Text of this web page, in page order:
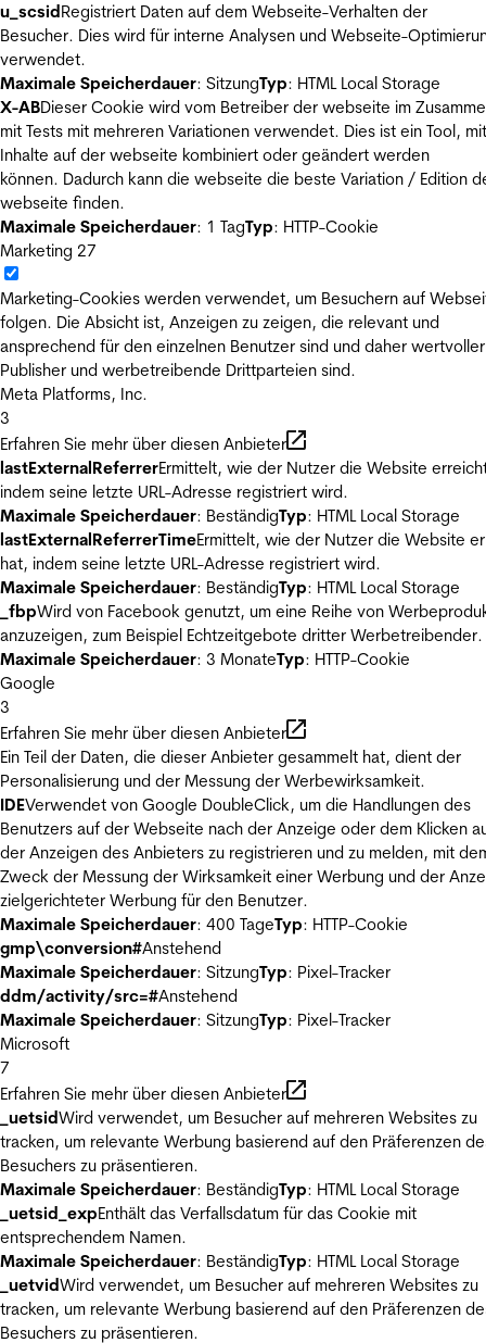
u_scsidRegistriert Daten auf dem Webseite-Verhalten der
Besucher. Dies wird für interne Analysen und Webseite-
verwendet.
Maximale Speicherdauer: SitzungTyp: HTML Local Storage
X-ABDieser Cookie wird vom Betreiber der webseite im
mit Tests mit mehreren Variationen verwendet. Dies ist ein Tool,
Inhalte auf der webseite kombiniert oder geändert werden
können. Dadurch kann die webseite die beste Variation / Edition
webseite finden.
Maximale Speicherdauer: 1 TagTyp: HTTP-Cookie
Marketing 27
Marketing-Cookies werden verwendet, um Besuchern auf
folgen. Die Absicht ist, Anzeigen zu zeigen, die relevant und
ansprechend für den einzelnen Benutzer sind und daher
Publisher und werbetreibende Drittparteien sind.
Meta Platforms, Inc.
3
Erfahren Sie mehr über diesen Anbieter
lastExternalReferrerErmittelt, wie der Nutzer die Website
indem seine letzte URL-Adresse registriert wird.
Maximale Speicherdauer: BeständigTyp: HTML Local Storage
lastExternalReferrerTimeErmittelt, wie der Nutzer die Website
hat, indem seine letzte URL-Adresse registriert wird.
Maximale Speicherdauer: BeständigTyp: HTML Local Storage
_fbpWird von Facebook genutzt, um eine Reihe von
anzuzeigen, zum Beispiel Echtzeitgebote dritter Werbetreibender.
Maximale Speicherdauer: 3 MonateTyp: HTTP-Cookie
Google
3
Erfahren Sie mehr über diesen Anbieter
Ein Teil der Daten, die dieser Anbieter gesammelt hat, dient der
Personalisierung und der Messung der Werbewirksamkeit.
IDEVerwendet von Google DoubleClick, um die Handlungen des
Benutzers auf der Webseite nach der Anzeige oder dem Klicken
der Anzeigen des Anbieters zu registrieren und zu melden, mit
Zweck der Messung der Wirksamkeit einer Werbung und der
zielgerichteter Werbung für den Benutzer.
Maximale Speicherdauer: 400 TageTyp: HTTP-Cookie
gmp\conversion#Anstehend
Maximale Speicherdauer: SitzungTyp: Pixel-Tracker
ddm/activity/src=#Anstehend
Maximale Speicherdauer: SitzungTyp: Pixel-Tracker
Microsoft
7
Erfahren Sie mehr über diesen Anbieter
_uetsidWird verwendet, um Besucher auf mehreren Websites zu
tracken, um relevante Werbung basierend auf den Präferenzen
Besuchers zu präsentieren.
Maximale Speicherdauer: BeständigTyp: HTML Local Storage
_uetsid_expEnthält das Verfallsdatum für das Cookie mit
entsprechendem Namen.
Maximale Speicherdauer: BeständigTyp: HTML Local Storage
_uetvidWird verwendet, um Besucher auf mehreren Websites zu
tracken, um relevante Werbung basierend auf den Präferenzen
Besuchers zu präsentieren.